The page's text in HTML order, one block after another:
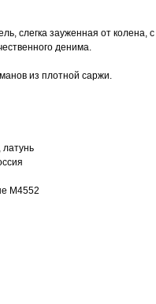
слегка зауженная от колена,
денима.
из плотной саржи.
М4552